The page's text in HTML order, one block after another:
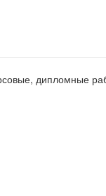
дипломные